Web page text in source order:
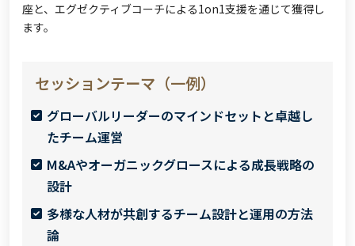
座と、 エグゼクティブコーチによる1on1支援を通じて獲得し
ます。
セッションテーマ（一例）
グローバルリーダーのマインドセットと卓越し
たチーム運営
M&Aやオーガニックグロースによる成長戦略の
設計
多様な人材が共創するチーム設計と運用の方法
論